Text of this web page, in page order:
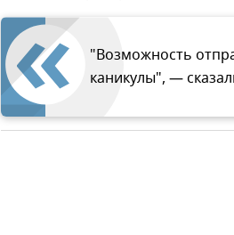
"Возможность
каникулы", —